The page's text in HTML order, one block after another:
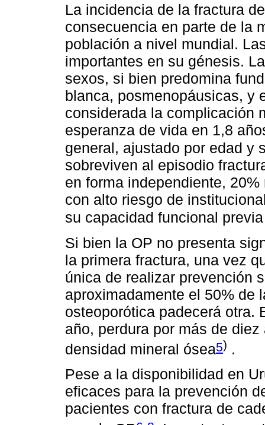
La incidencia de la fractura
consecuencia en parte de la
población a nivel mundial.
importantes en su génesis.
sexos, si bien predomina
blanca, posmenopáusicas, y
considerada la complicación
esperanza de vida en 1,8
general, ajustado por edad y
sobreviven al episodio
en forma independiente,
con alto riesgo de
su capacidad funcional
Si bien la OP no presenta
la primera fractura, una vez
única de realizar prevención
aproximadamente el 50% de
osteoporótica padecerá otra.
año, perdura por más de
densidad mineral ósea5) .
Pese a la disponibilidad en
eficaces para la prevención
pacientes con fractura de